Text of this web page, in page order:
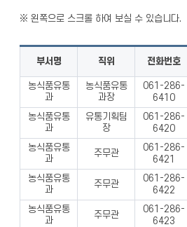
부서명 직위 전화번호
농식품유통
과
농식품유통
과장
061-286-
6410
농식품유통
과
유통기획팀
장
061-286-
6420
농식품유통
과
주무관
061-286-
6421
농식품유통
과
주무관
061-286-
6422
농식품유통
과
주무관
061-286-
6423